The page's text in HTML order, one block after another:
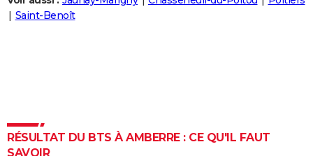
Destinations
City break
Voyage nature
Voyage de noces
Forum
Climat
+PHOTO
Carte de Noël
Carte Bonne année
Carte Saint-Valentin
Carte Pâques
Carte d'anniversaire
DICTIONNAIRE
Saint-Benoît
RÉSULTAT DU BTS À AMBERRE : CE QU'IL FAUT
SAVOIR